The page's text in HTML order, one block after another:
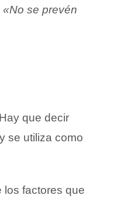
«No se prevén
que decir
se utiliza como
los factores que